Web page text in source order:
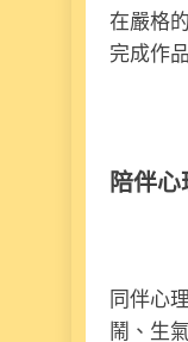
在嚴格
完成作
陪伴
同伴心
鬧、生